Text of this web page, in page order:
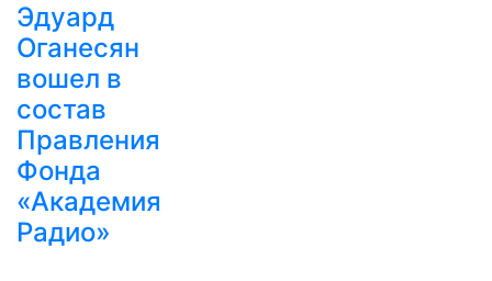
Эдуард
Оганесян
вошел в
состав
Правления
Фонда
«Академия
Радио»